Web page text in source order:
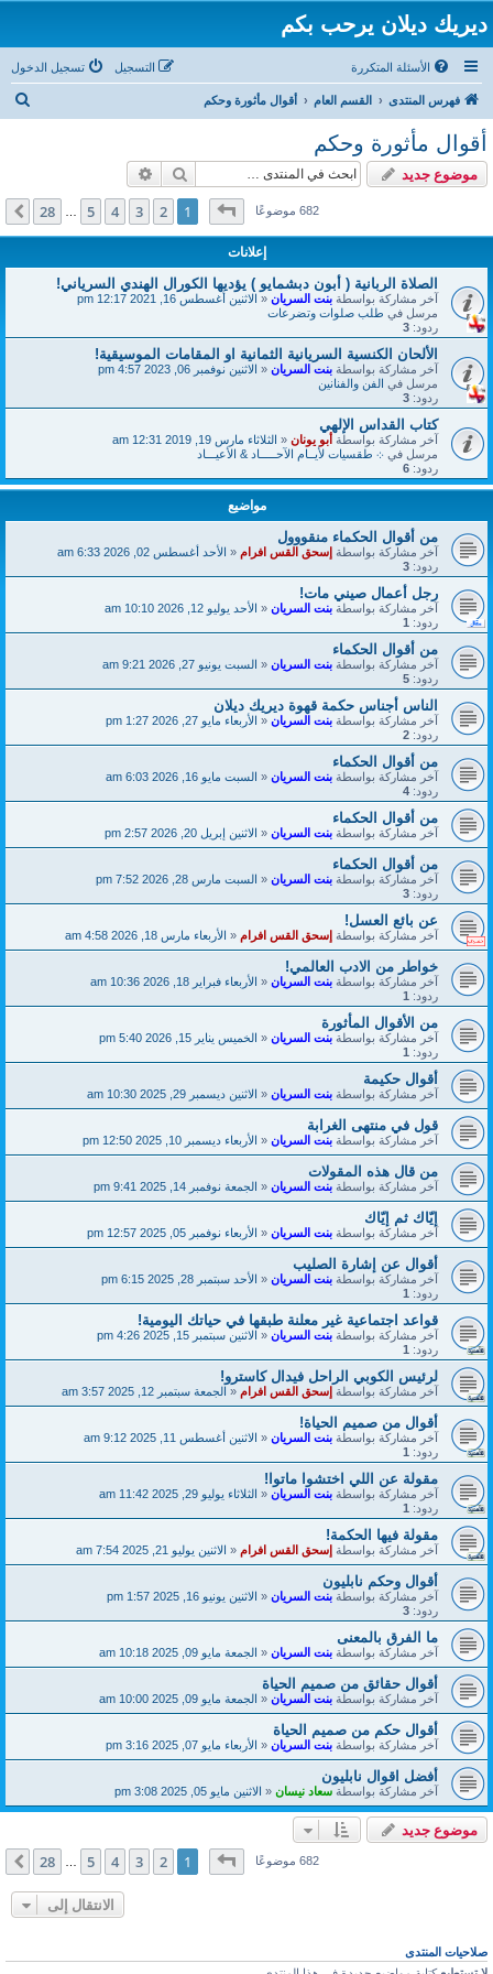
ديريك ديلان يرحب بكم
الأسئلة المتكررة تسجيل الدخول التسجيل
فهرس المنتدى القسم العام أقوال مأثورة وحكم
ب
أقوال مأثورة وحكم
موضوع جديد بحث
682 موضوعًاصفحة1من28
1
2
3
4
5
28 التالي
إعلانات
الصلاة الربانية ( أبون دبشمايو ) يؤديها الكورال الهندي السرياني!
آخر مشاركة بواسطةبنت السريان«الاثنين أغسطس 16, 2021 12:17 pm
مرسل فيطلب صلوات وتضرعات
ردود: 3
الألحان الكنسية السريانية الثمانية او المقامات الموسيقية!
آخر مشاركة بواسطةبنت السريان«الاثنين نوفمبر 06, 2023 4:57 pm
مرسل فيالفن والفنانين
ردود: 3
كتاب القداس الإلهي
آخر مشاركة بواسطةأبو يونان«الثلاثاء مارس 19, 2019 12:31 am
مرسل في܀ طقسيات لأيــام الآحـــــاد & الأعيـــاد
ردود: 6
مواضيع
من أقوال الحكماء منقووول
آخر مشاركة بواسطةإسحق القس افرام«الأحد أغسطس 02, 2026 6:33 am
ردود: 3
‏رجل أعمال صيني مات!
آخر مشاركة بواسطةبنت السريان«الأحد يوليو 12, 2026 10:10 am
ردود: 1
من أقوال الحكماء
آخر مشاركة بواسطةبنت السريان«السبت يونيو 27, 2026 9:21 am
ردود: 5
الناس أجناس حكمة قهوة ديريك ديلان
آخر مشاركة بواسطةبنت السريان«الأربعاء مايو 27, 2026 1:27 pm
ردود: 2
من أقوال الحكماء
آخر مشاركة بواسطةبنت السريان«السبت مايو 16, 2026 6:03 am
ردود: 4
من أقوال الحكماء
آخر مشاركة بواسطةبنت السريان«الاثنين إبريل 20, 2026 2:57 pm
من أقوال الحكماء
آخر مشاركة بواسطةبنت السريان«السبت مارس 28, 2026 7:52 pm
ردود: 3
عن بائع العسل!
آخر مشاركة بواسطةإسحق القس افرام«الأربعاء مارس 18, 2026 4:58 am
خواطر من الادب العالمي!
آخر مشاركة بواسطةبنت السريان«الأربعاء فبراير 18, 2026 10:36 am
ردود: 1
من الأقوال المأثورة
آخر مشاركة بواسطةبنت السريان«الخميس يناير 15, 2026 5:40 pm
ردود: 1
أقوال حكيمة
آخر مشاركة بواسطةبنت السريان«الاثنين ديسمبر 29, 2025 10:30 am
قول في منتهى الغرابة
آخر مشاركة بواسطةبنت السريان«الأربعاء ديسمبر 10, 2025 12:50 pm
من قال هذه المقولات
آخر مشاركة بواسطةبنت السريان«الجمعة نوفمبر 14, 2025 9:41 pm
إيّاك ثم إيّاك
آخر مشاركة بواسطةبنت السريان«الأربعاء نوفمبر 05, 2025 12:57 pm
أقوال عن إشارة الصليب
آخر مشاركة بواسطةبنت السريان«الأحد سبتمبر 28, 2025 6:15 pm
ردود: 1
قواعد اجتماعية غير معلنة طبقها في حياتك اليومية!
آخر مشاركة بواسطةبنت السريان«الاثنين سبتمبر 15, 2025 4:26 pm
ردود: 1
لرئيس الكوبي الراحل فيدال كاسترو!
آخر مشاركة بواسطةإسحق القس افرام«الجمعة سبتمبر 12, 2025 3:57 am
أقوال من صميم الحياة!
آخر مشاركة بواسطةبنت السريان«الاثنين أغسطس 11, 2025 9:12 am
ردود: 1
مقولة عن اللي اختشوا ماتوا!
آخر مشاركة بواسطةبنت السريان«الثلاثاء يوليو 29, 2025 11:42 am
ردود: 1
مقولة فيها الحكمة!
آخر مشاركة بواسطةإسحق القس افرام«الاثنين يوليو 21, 2025 7:54 am
أقوال وحكم نابليون
آخر مشاركة بواسطةبنت السريان«الاثنين يونيو 16, 2025 1:57 pm
ردود: 3
ما الفرق بالمعنى
آخر مشاركة بواسطةبنت السريان«الجمعة مايو 09, 2025 10:18 am
أقوال حقائق من صميم الحياة
آخر مشاركة بواسطةبنت السريان«الجمعة مايو 09, 2025 10:00 am
أقوال حكم من صميم الحياة
آخر مشاركة بواسطةبنت السريان«الأربعاء مايو 07, 2025 3:16 pm
أفضل اقوال نابليون
آخر مشاركة بواسطةسعاد نيسان«الاثنين مايو 05, 2025 3:08 pm
موضوع جديد
682 موضوعًاصفحة1من28
1
2
3
4
5
28 التالي
الانتقال إلى
صلاحيات المنتدى